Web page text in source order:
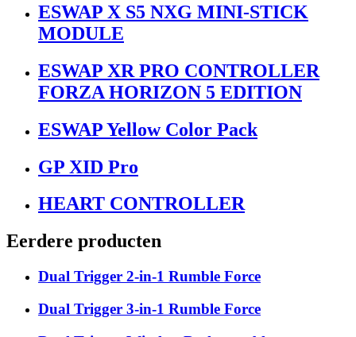
ESWAP X S5 NXG MINI-STICK
MODULE
ESWAP XR PRO CONTROLLER
FORZA HORIZON 5 EDITION
ESWAP Yellow Color Pack
GP XID Pro
HEART CONTROLLER
Eerdere producten
Dual Trigger 2-in-1 Rumble Force
Dual Trigger 3-in-1 Rumble Force